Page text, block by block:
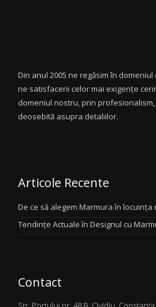
Din anul 2005 ne regăsim în
ne satisfacerii celor mai exigențe
domeniul nostru, prin
deosebită asupra detaliilor.
Articole Recente
De ce să alegem Marmura în locuința
Tendințe Actuale în Designul cu
Contact